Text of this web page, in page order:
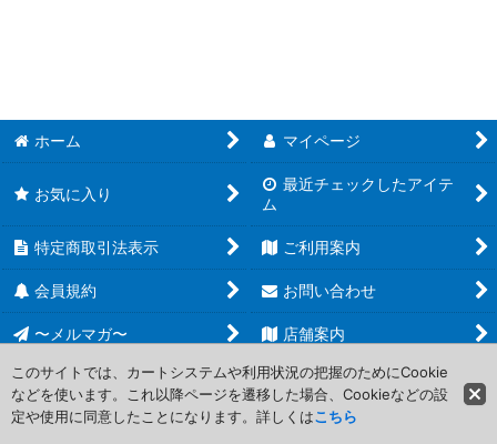
ホーム マイページ
お気に入り
最近チェックしたアイテ
ム
特定商取引法表示 ご利用案内
会員規約 お問い合わせ
〜メルマガ〜 店舗案内
Copyright (C) 2006-2017 PROJECT CORE Corporation. All Rights
Reserved.
このサイトでは、カートシステムや利用状況の把握のためにCookie
などを使います。これ以降ページを遷移した場合、Cookieなどの設
定や使用に同意したことになります。詳しくはこちら